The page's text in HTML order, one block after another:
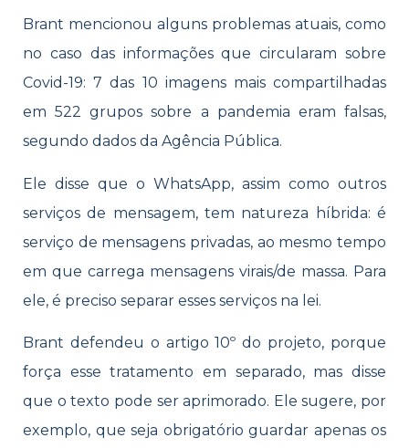
Brant mencionou alguns problemas atuais, como
no caso das informações que circularam sobre
Covid-19: 7 das 10 imagens mais compartilhadas
em 522 grupos sobre a pandemia eram falsas,
segundo dados da Agência Pública.
Ele disse que o WhatsApp, assim como outros
serviços de mensagem, tem natureza híbrida: é
serviço de mensagens privadas, ao mesmo tempo
em que carrega mensagens virais/de massa. Para
ele, é preciso separar esses serviços na lei.
Brant defendeu o artigo 10º do projeto, porque
força esse tratamento em separado, mas disse
que o texto pode ser aprimorado. Ele sugere, por
exemplo, que seja obrigatório guardar apenas os